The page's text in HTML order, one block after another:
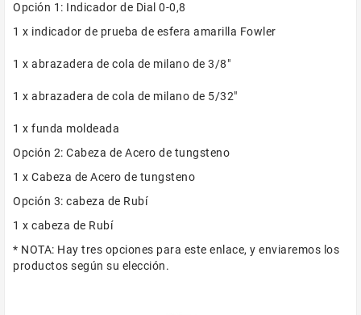
Opción 1: Indicador de Dial 0-0,8
1 x indicador de prueba de esfera amarilla Fowler
1 x abrazadera de cola de milano de 3/8"
1 x abrazadera de cola de milano de 5/32"
1 x funda moldeada
Opción 2: Cabeza de Acero de tungsteno
1 x Cabeza de Acero de tungsteno
Opción 3: cabeza de Rubí
1 x cabeza de Rubí
* NOTA: Hay tres opciones para este enlace, y enviaremos los
productos según su elección.